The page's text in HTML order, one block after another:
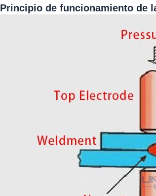
Principio de funcionamiento de